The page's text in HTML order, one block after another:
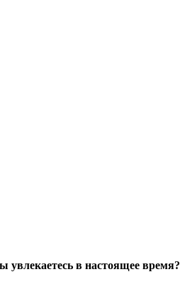
увлекаетесь в настоящее время?